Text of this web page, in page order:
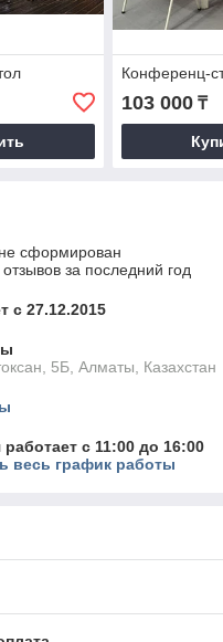
Конференц-
103 000₸
сформирован
за последний год
с 27.12.2015
5Б, Алматы, Казахстан
работает с 11:00 до 16:00
весь график работы